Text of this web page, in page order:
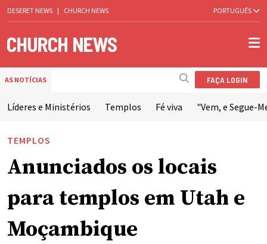
DESERET NEWS | CHURCH NEWS PORTUGUÊS
AS NOTÍCIAS FAÇA LOGIN
Líderes e Ministérios Templos Fé viva "Vem, e Segue-
TEMPLOS
Anunciados os locais
para templos em Utah e
Moçambique